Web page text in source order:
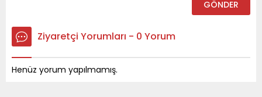
Ziyaretçi Yorumları - 0 Yorum
Henüz yorum yapılmamış.